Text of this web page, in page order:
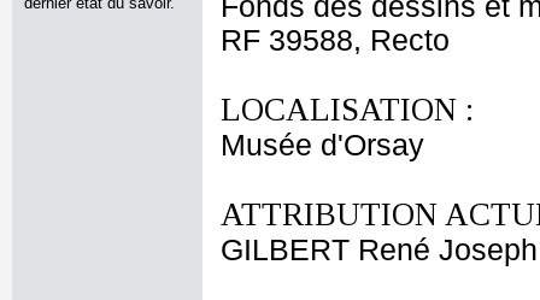
Fonds des dessins et
RF 39588, Recto
LOCALISATION :
Musée d'Orsay
ATTRIBUTION
GILBERT René Joseph